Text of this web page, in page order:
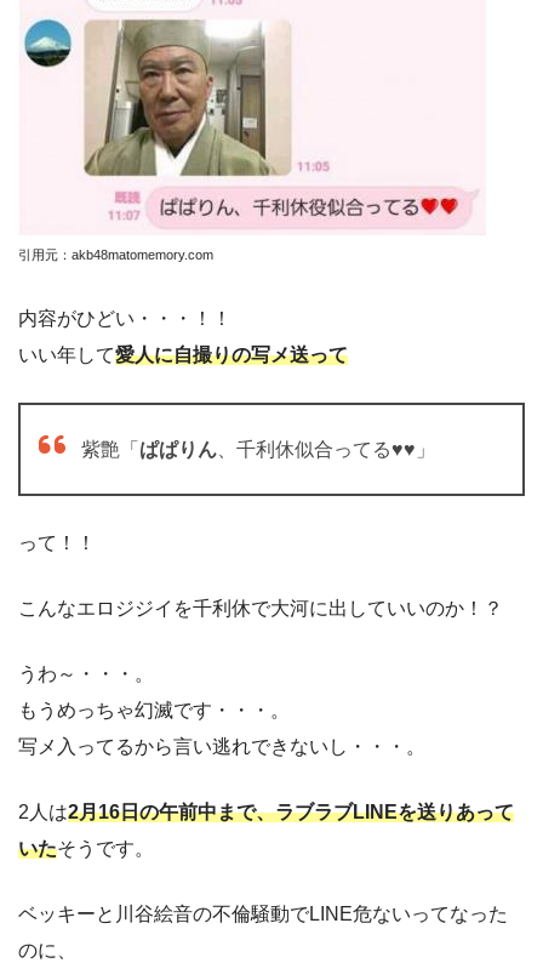
引用元：akb48matomemory.com
内容がひどい・・・！！
いい年して愛人に自撮りの写メ送って
紫艶「 ぱぱりん 、千利休似合ってる♥♥」
って！！
こんなエロジジイを千利休で大河に出していいのか！？
うわ～・・・。
もうめっちゃ幻滅です・・・。
写メ入ってるから言い逃れできないし・・・。
2人は2月16日の午前中まで、ラブラブLINEを送りあって
いたそうです。
ベッキーと川谷絵音の不倫騒動でLINE危ないってなった
のに、